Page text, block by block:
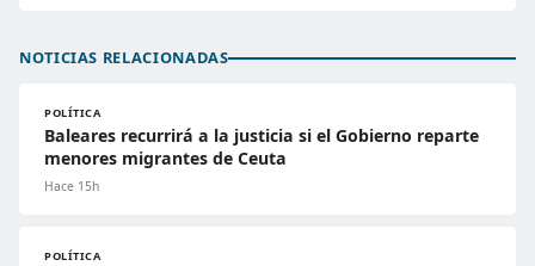
NOTICIAS RELACIONADAS
POLÍTICA
Baleares recurrirá a la justicia si el Gobierno reparte
menores migrantes de Ceuta
Hace 15h
POLÍTICA